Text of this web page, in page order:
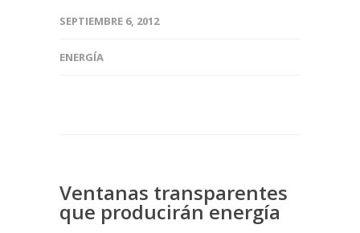
SEPTIEMBRE 6, 2012
ENERGÍA
Ventanas transparentes
que producirán energía